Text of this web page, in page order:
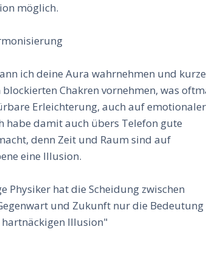
möglich.
ich deine Aura wahrnehmen und kurze
blockierten Chakren vornehmen, was
Erleichterung, auch auf emotionaler
habe damit auch übers Telefon gute
denn Zeit und Raum sind auf
eine Illusion.
Physiker hat die Scheidung zwischen
und Zukunft nur die Bedeutung
Illusion"